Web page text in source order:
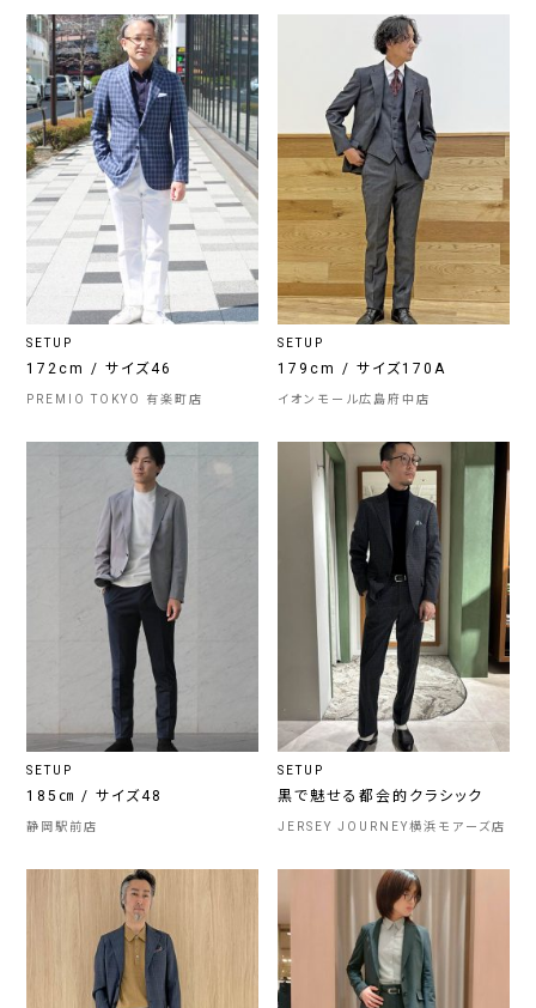
SETUP
172cm / サイズ46
PREMIO TOKYO 有楽町店
SETUP
179cm / サイズ170A
イオンモール広島府中店
SETUP
185㎝ / サイズ48
静岡駅前店
SETUP
黒で魅せる都会的クラシック
JERSEY JOURNEY横浜モアーズ店